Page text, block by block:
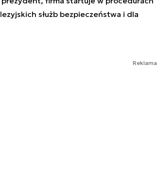
służb bezpieczeństwa i dla
Reklama